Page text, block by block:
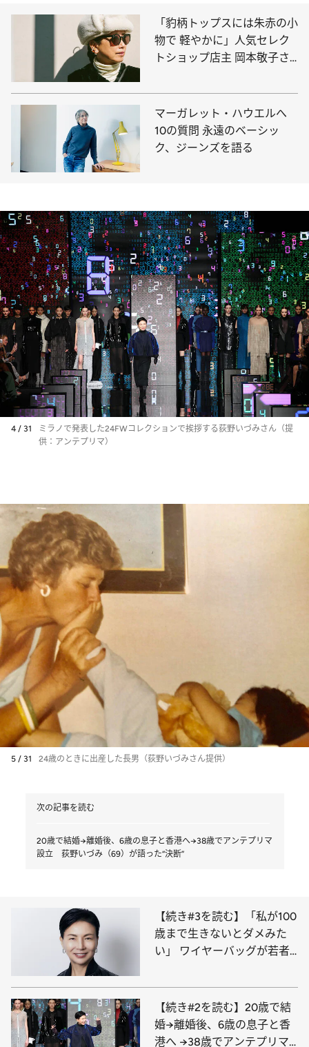
「豹柄トップスには朱赤の小
物で 軽やかに」人気セレク
トショップ店主 岡本敬子さ
マーガレット・ハウエルへ
10の質問 永遠のベーシッ
ク、ジーンズを語る
4 / 31
ミラノで発表した24FWコレクションで挨拶する荻野いづみさん（提
供：アンテプリマ）
5 / 31 24歳のときに出産した長男（荻野いづみさん提供）
次の記事を読む
20歳で結婚→離婚後、6歳の息子と香港へ→38歳でアンテプリマ
設立 荻野いづみ（69）が語った“決断”
【続き#3を読む】「私が100
歳まで生きないとダメみた
い」 ワイヤーバッグが若者
ナー（69）が語る“これから”
【続き#2を読む】20歳で結
婚→離婚後、6歳の息子と香
港へ →38歳でアンテプリマ